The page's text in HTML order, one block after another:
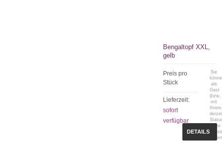
Bengaltopf XXL,
gelb
Preis pro
Stück
Lieferzeit:
sofort
verfügbar
Sie
als
Gast
(bzw.
mit
Ihrem
keine
DETAILS